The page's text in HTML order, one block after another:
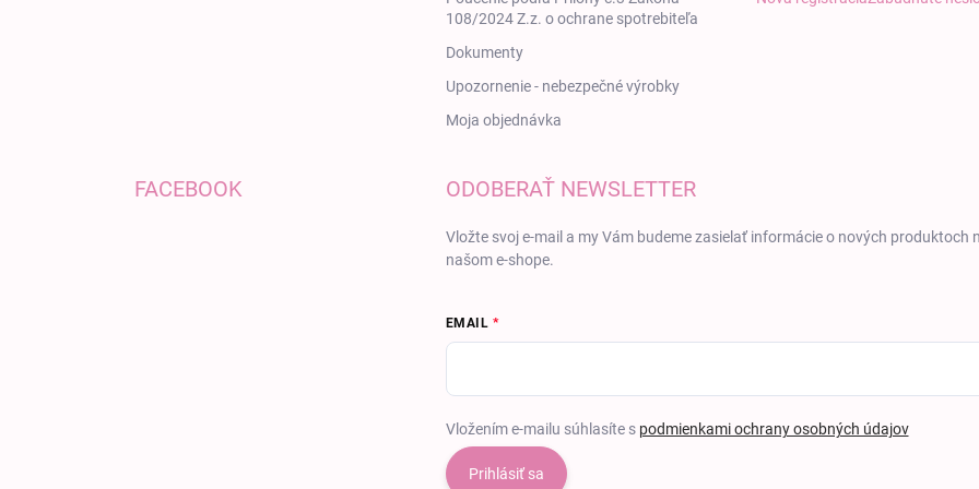
108/2024 Z.z. o ochrane spotrebiteľa
Dokumenty
Upozornenie - nebezpečné výrobky
Moja objednávka
FACEBOOK ODOBERAŤ NEWSLETTER
Vložte svoj e-mail a my Vám budeme zasielať informácie o nových produktoch
našom e-shope.
EMAIL
Vložením e-mailu súhlasíte s podmienkami ochrany osobných údajov
Prihlásiť sa